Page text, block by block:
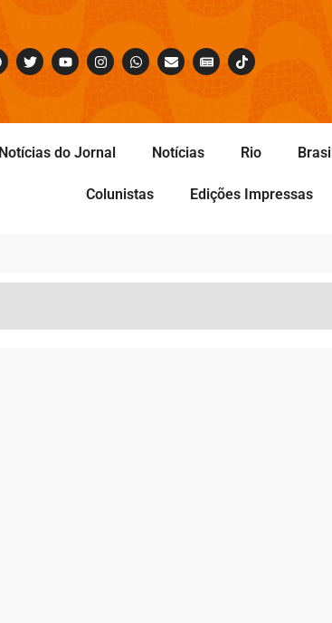
Notícias do Jornal Notícias Rio Brasil
Colunistas Edições Impressas